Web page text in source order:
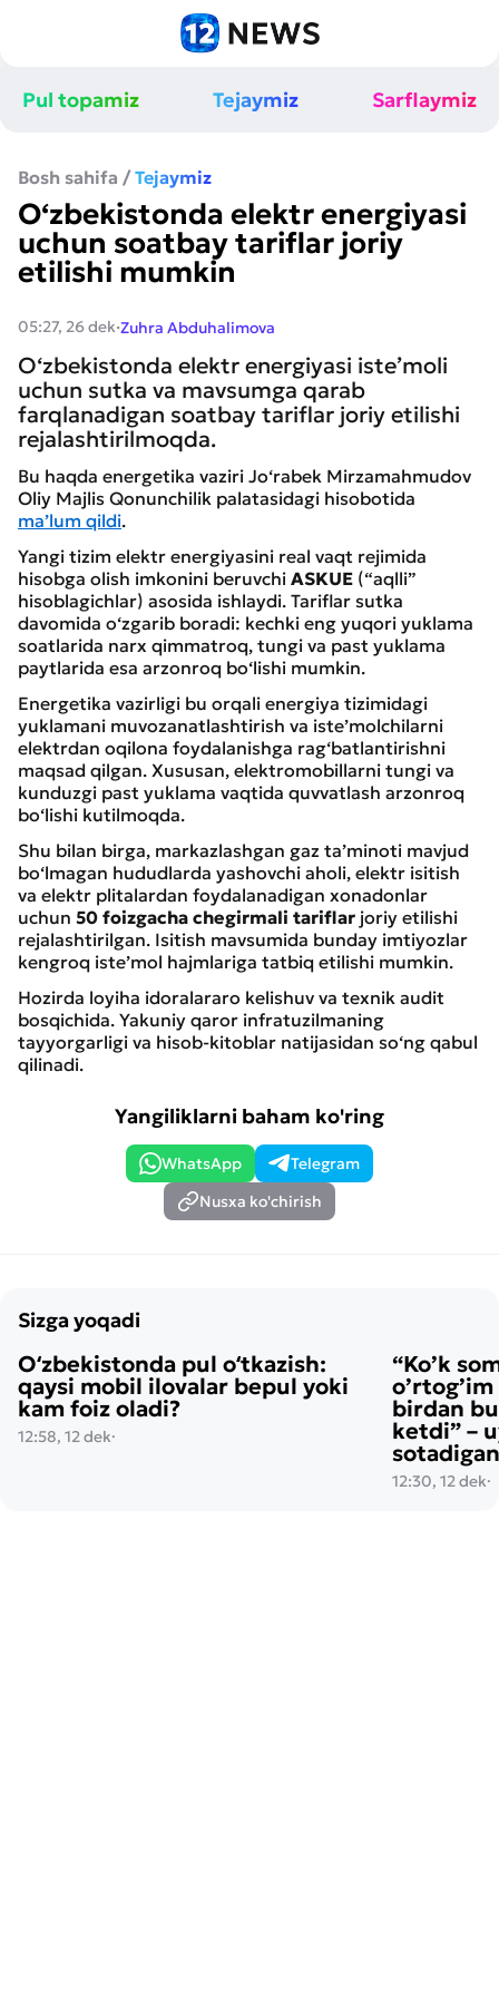
Pul topamiz Tejaymiz Sarflaymiz
Bosh sahifa / Tejaymiz
O‘zbekistonda elektr energiyasi
uchun soatbay tariflar joriy
etilishi mumkin
05:27, 26 dek·Zuhra Abduhalimova
O‘zbekistonda elektr energiyasi iste’moli
uchun sutka va mavsumga qarab
farqlanadigan soatbay tariflar joriy etilishi
rejalashtirilmoqda.
Bu haqda energetika vaziri Jo‘rabek Mirzamahmudov
Oliy Majlis Qonunchilik palatasidagi hisobotida
ma’lum qildi.
Yangi tizim elektr energiyasini real vaqt rejimida
hisobga olish imkonini beruvchi ASKUE (“aqlli”
hisoblagichlar) asosida ishlaydi. Tariflar sutka
davomida o‘zgarib boradi: kechki eng yuqori yuklama
soatlarida narx qimmatroq, tungi va past yuklama
paytlarida esa arzonroq bo‘lishi mumkin.
Energetika vazirligi bu orqali energiya tizimidagi
yuklamani muvozanatlashtirish va iste’molchilarni
elektrdan oqilona foydalanishga rag‘batlantirishni
maqsad qilgan. Xususan, elektromobillarni tungi va
kunduzgi past yuklama vaqtida quvvatlash arzonroq
bo‘lishi kutilmoqda.
Shu bilan birga, markazlashgan gaz ta’minoti mavjud
bo‘lmagan hududlarda yashovchi aholi, elektr isitish
va elektr plitalardan foydalanadigan xonadonlar
uchun 50 foizgacha chegirmali tariflar joriy etilishi
rejalashtirilgan. Isitish mavsumida bunday imtiyozlar
kengroq iste’mol hajmlariga tatbiq etilishi mumkin.
Hozirda loyiha idoralararo kelishuv va texnik audit
bosqichida. Yakuniy qaror infratuzilmaning
tayyorgarligi va hisob-kitoblar natijasidan so‘ng qabul
qilinadi.
Yangiliklarni baham ko'ring
WhatsApp
Telegram
Nusxa ko'chirish
Sizga yoqadi
Oʻzbekistonda pul oʻtkazish:
qaysi mobil ilovalar bepul yoki
kam foiz oladi?
12:58, 12 dek·
“Ko’k
birdan
ketdi” –
12:30, 12 dek·